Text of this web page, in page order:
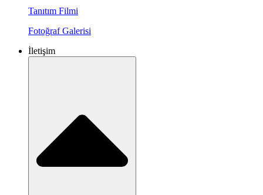
Tanıtım Filmi
Fotoğraf Galerisi
İletişim